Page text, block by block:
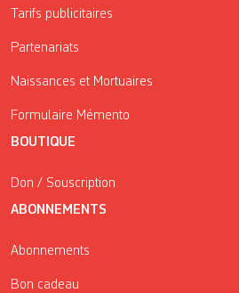
Tarifs publicitaires
Partenariats
Naissances et Mortuaires
Formulaire Mémento
BOUTIQUE
Don / Souscription
ABONNEMENTS
Abonnements
Bon cadeau